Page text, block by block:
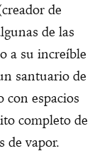
de
de las
a su increíble
santuario de
espacios
completo de
de vapor.